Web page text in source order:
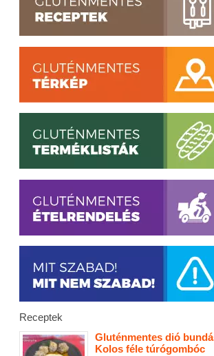
Receptek
Gluténmentes dió
Kolos féle túrógombóc